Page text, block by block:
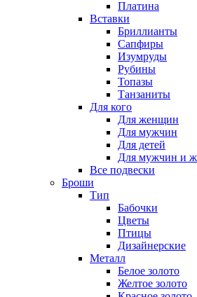
Платина
Вставки
Бриллианты
Сапфиры
Изумруды
Рубины
Топазы
Танзаниты
Для кого
Для женщин
Для мужчин
Для детей
Для мужчин и
Все подвески
Броши
Тип
Бабочки
Цветы
Птицы
Дизайнерские
Металл
Белое золото
Желтое золото